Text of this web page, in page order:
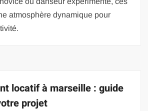
atmosphère dynamique pour
locatif à marseille : guide
projet